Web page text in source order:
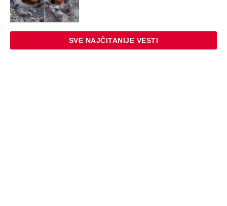
SVE NAJČITANIJE VESTI